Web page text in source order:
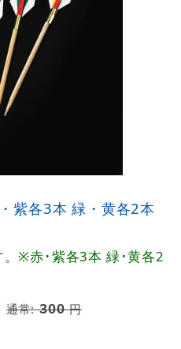
紫各3本 緑・黄各2本
※赤･紫各3本 緑･黄各2
通常:300円